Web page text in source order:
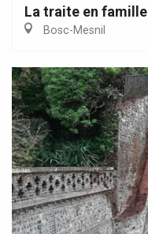
La traite en famille
Bosc-Mesnil